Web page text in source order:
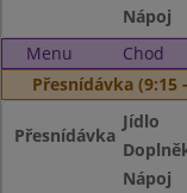
Nápoj
Menu
Chod
Přesnídávka (9:15
Přesnídávka
Jídlo
Nápoj